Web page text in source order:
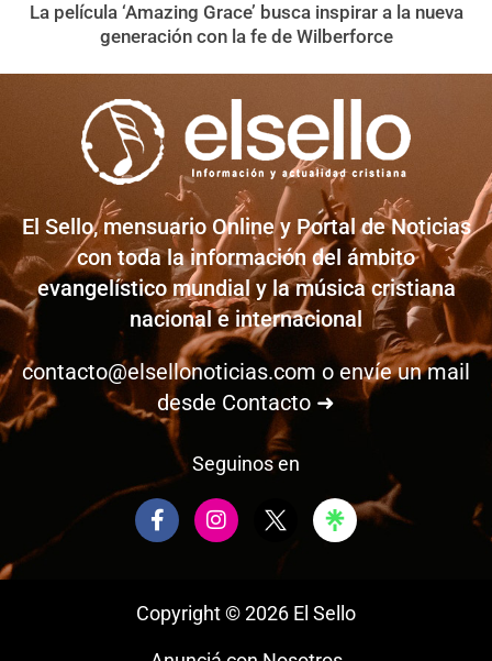
La película ‘Amazing Grace’ busca inspirar a la nueva
generación con la fe de Wilberforce
El Sello, mensuario Online y Portal de Noticias
con toda la información del ámbito
evangelístico mundial y la música cristiana
nacional e internacional
contacto@elsellonoticias.com o envíe un mail
desde Contacto ➜
Seguinos en
F
a
o
I
n
g
Copyright © 2026 El Sello